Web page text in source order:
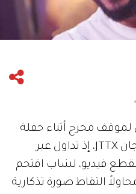
محرج أثناء حفلة
الغنائي الأخير بجدة في مهرجان JTTX، إذ تداول عبر
فيديو، لشاب اقتحم
التقاط صورة تذكارية